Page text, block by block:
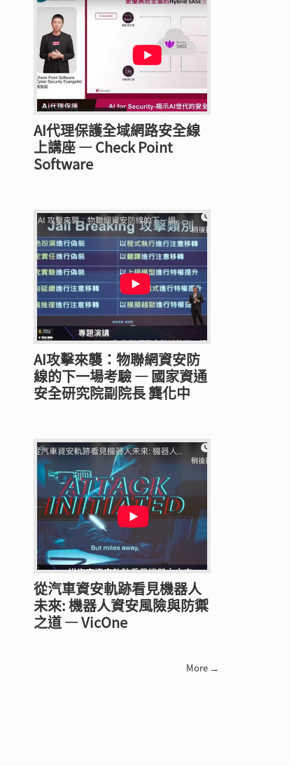
AI代理保護全域網路安全線
上講座 — Check Point
Software
AI攻擊來襲：物聯網資安防
線的下一場考驗 — 國家資通
安全研究院副院長 龔化中
從汽車資安軌跡看見機器人
未來: 機器人資安風險與防禦
之道 — VicOne
More →